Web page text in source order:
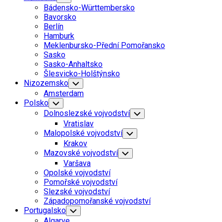
Child
Menu
Bádensko-Württembersko
Bavorsko
Berlín
Hamburk
Meklenbursko-Přední Pomořansko
Sasko
Sasko-Anhaltsko
Šlesvicko-Holštýnsko
Nizozemsko Toggle
Child
Menu
Amsterdam
Polsko Toggle
Child
Menu
Dolnoslezské vojvodství Toggle
Child
Menu
Vratislav
Malopolské vojvodství Toggle
Child
Menu
Krakov
Mazovské vojvodství Toggle
Child
Varšava
Opolské vojvodství
Pomořské vojvodství
Slezské vojvodství
Západopomořanské vojvodství
Portugalsko Toggle
Child